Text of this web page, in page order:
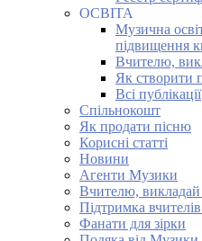
ОСВІТА
Музична
підвищення
Вчителю,
Як створити
Всі публікації
Спільнокошт
Як продати пісню
Корисні статті
Новини
Агенти Музики
Вчителю,
Підтримка
Фанати для зірки